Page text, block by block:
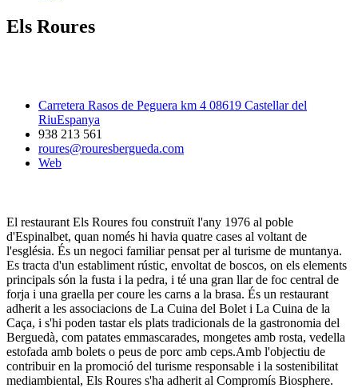
Els Roures
Carretera Rasos de Peguera km 4 08619 Castellar del
RiuEspanya
938 213 561
roures@rouresbergueda.com
Web
El restaurant Els Roures fou construït l'any 1976 al poble
d'Espinalbet, quan només hi havia quatre cases al voltant de
l'església. És un negoci familiar pensat per al turisme de muntanya.
Es tracta d'un establiment rústic, envoltat de boscos, on els elements
principals són la fusta i la pedra, i té una gran llar de foc central de
forja i una graella per coure les carns a la brasa. És un restaurant
adherit a les associacions de La Cuina del Bolet i La Cuina de la
Caça, i s'hi poden tastar els plats tradicionals de la gastronomia del
Berguedà, com patates emmascarades, mongetes amb rosta, vedella
estofada amb bolets o peus de porc amb ceps.Amb l'objectiu de
contribuir en la promoció del turisme responsable i la sostenibilitat
mediambiental, Els Roures s'ha adherit al Compromís Biosphere.